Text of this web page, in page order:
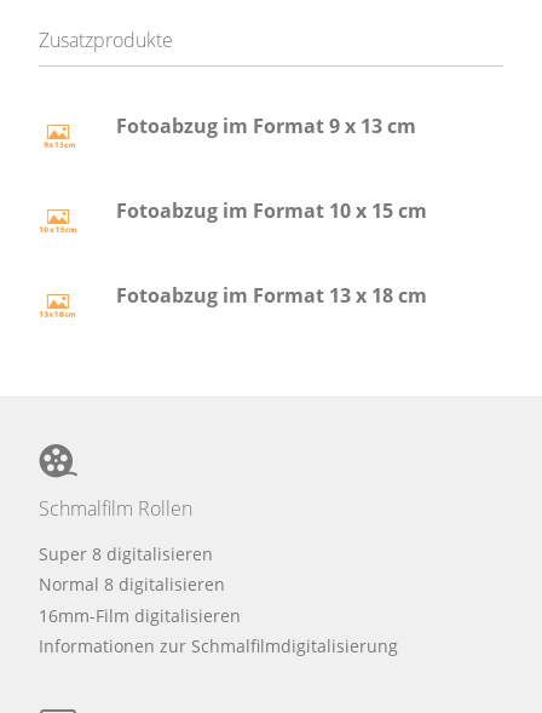
Zusatzprodukte
Fotoabzug im Format 9 x 13 cm
Fotoabzug im Format 10 x 15 cm
Fotoabzug im Format 13 x 18 cm
Schmalfilm Rollen
Super 8 digitalisieren
Normal 8 digitalisieren
16mm-Film digitalisieren
Informationen zur Schmalfilmdigitalisierung